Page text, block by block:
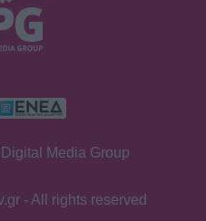
Media Group
- All rights reserved